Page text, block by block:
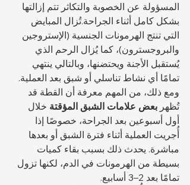
المسؤولة عن الخصوبة والتكاثر تتم إزالتها
بشكل كامل أثناء الجراحة.تُزال المبايض
التي تنتج الهرمونات الجنسية (الإستروجين
والبروجسترون)، كما يُزال الرحم الذي
يُستقبل الأجنة ويحتضنها، وبالتالي ينتهي
تمامًا أي نشاط تناسلي أو شبق بعد العملية.
ومع ذلك، من المهم معرفة أن القطة قد
تُظهر بعض علامات الشبق المؤقتة خلال
أول أسبوعين بعد الجراحة، خصوصًا إذا
أُجريت العملية أثناء فترة الشبق أو بعدها
مباشرة. يحدث ذلك بسبب بقاء كميات
بسيطة من الهرمونات في الدم، لكنها تزول
تمامًا بعد 2–3 أسابيع.